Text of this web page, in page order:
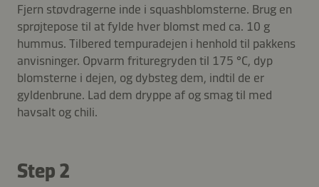
Fjern støvdragerne inde i squashblomsterne. Brug en
sprøjtepose til at fylde hver blomst med ca. 10 g
hummus. Tilbered tempuradejen i henhold til pakkens
anvisninger. Opvarm frituregryden til 175 °C, dyp
blomsterne i dejen, og dybsteg dem, indtil de er
gyldenbrune. Lad dem dryppe af og smag til med
havsalt og chili.
Step 2